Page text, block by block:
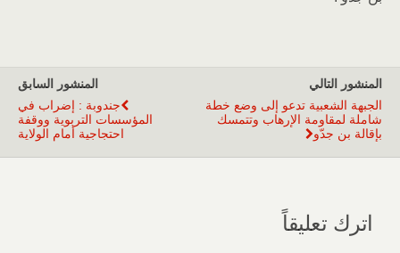
المنشور السابق
جندوبة : إضراب في
المؤسسات التربوية ووقفة
احتجاجية أمام الولاية
المنشور التالي
الجبهة الشعبية تدعو إلى وضع خطة
شاملة لمقاومة الإرهاب وتتمسك
بإقالة بن جدّو
اترك تعليقاً